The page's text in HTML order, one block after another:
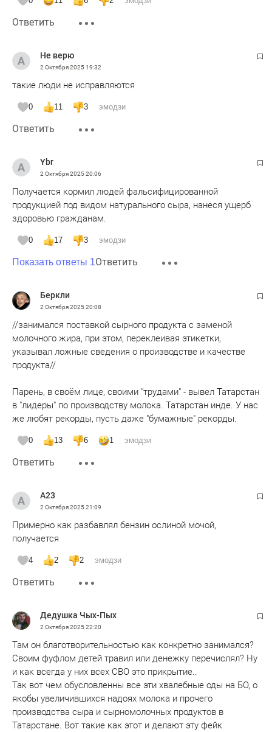
Ответить
Не верю
2 Октября 202519:32
такие люди не исправляются
0 11 3 эмодзи
Ответить
Ybr
2 Октября 202520:06
Получается кормил людей фальсифицированной
продукцией под видом натурального сыра, нанеся ущерб
здоровью гражданам.
0 17 3 эмодзи
Показать ответы 1Ответить
Беркли
2 Октября 202520:08
//занимался поставкой сырного продукта с заменой
молочного жира, при этом, переклеивая этикетки,
указывал ложные сведения о производстве и качестве
продукта//
Парень, в своём лице, своими "трудами" - вывел Татарстан
в "лидеры" по производству молока. Татарстан инде. У нас
же любят рекорды, пусть даже "бумажные" рекорды.
0 13 6 1 эмодзи
Ответить
А23
2 Октября 202521:09
Примерно как разбавлял бензин ослиной мочой,
получается
4 2 2 эмодзи
Ответить
Дедушка Чых-Пых
2 Октября 202522:20
Там он благотворительностью как конкретно занимался?
Своим фуфлом детей травил или денежку перечислял? Ну
и как всегда у них всех СВО это прикрытие..
Так вот чем обусловленны все эти хвалебные оды на БО, о
якобы увеличившихся надоях молока и прочего
производства сыра и сырномолочных продуктов в
Татарстане. Вот такие как этот и делают эту фейк